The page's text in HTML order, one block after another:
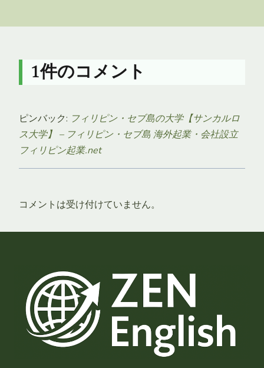
1件のコメント
ピンバック: フィリピン・セブ島の大学【サンカルロ
ス大学】 – フィリピン・セブ島 海外起業・会社設立
フィリピン起業.net
コメントは受け付けていません。